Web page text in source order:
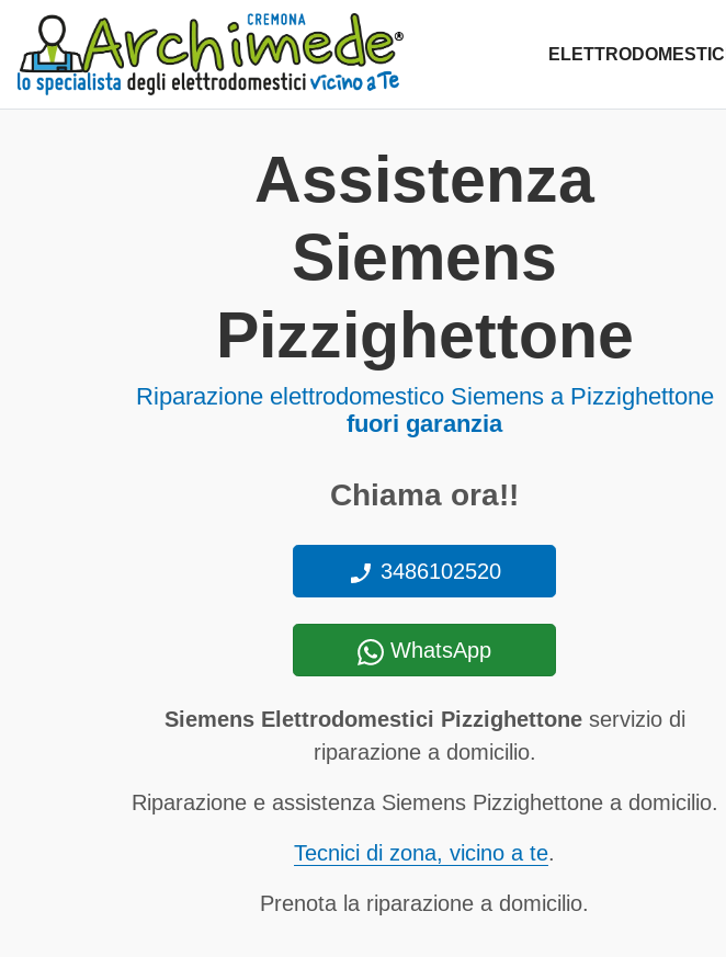
ELETTRODOMESTICI
Assistenza
Siemens
Pizzighettone
Riparazione elettrodomestico Siemens a Pizzighettone
fuori garanzia
Chiama ora!!
3486102520
WhatsApp
Siemens Elettrodomestici Pizzighettoneservizio di
riparazione a domicilio.
Riparazione e assistenza Siemens Pizzighettone a domicilio.
Tecnici di zona, vicino a te.
Prenota la riparazione a domicilio.